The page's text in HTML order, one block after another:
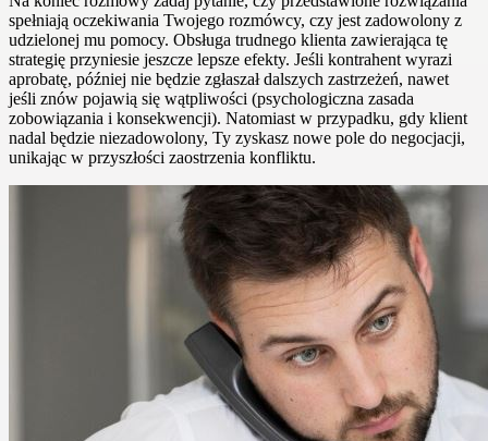
spełniają oczekiwania Twojego rozmówcy, czy jest zadowolony z
udzielonej mu pomocy. Obsługa trudnego klienta zawierająca tę
strategię przyniesie jeszcze lepsze efekty. Jeśli kontrahent wyrazi
aprobatę, później nie będzie zgłaszał dalszych zastrzeżeń, nawet
jeśli znów pojawią się wątpliwości (psychologiczna zasada
zobowiązania i konsekwencji). Natomiast w przypadku, gdy klient
nadal będzie niezadowolony, Ty zyskasz nowe pole do negocjacji,
unikając w przyszłości zaostrzenia konfliktu.